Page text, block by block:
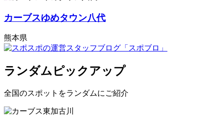
カーブスゆめタウン八代
熊本県
ランダムピックアップ
全国のスポットをランダムにご紹介